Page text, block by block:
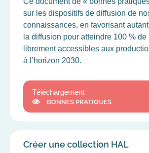
sur les dispositifs de diffusion de
connaissances, en favorisant
la diffusion pour atteindre 100 %
librement accessibles aux
à l’horizon 2030.
Téléchargement
BONNES PRATIQUES
Créer une collection HAL